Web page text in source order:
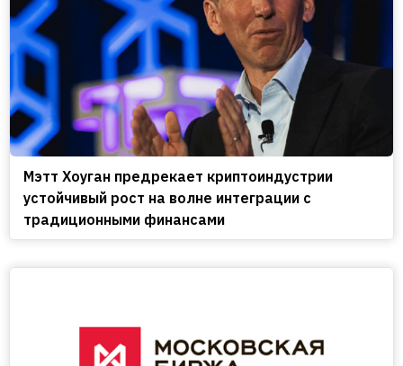
Мэтт Хоуган предрекает криптоиндустрии
устойчивый рост на волне интеграции с
традиционными финансами